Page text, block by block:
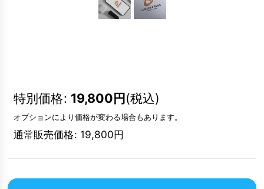
特別価格: 19,800円(税込)
オプションにより価格が変わる場合もあります。
通常販売価格: 19,800円